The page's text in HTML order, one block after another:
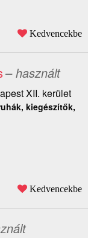
Kedvencekbe
– használt
XII. kerület
kiegészítők,
Kedvencekbe